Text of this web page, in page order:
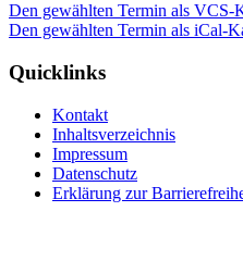
Den gewählten Termin als VCS-
Den gewählten Termin als iCal-
Quicklinks
Kontakt
Inhaltsverzeichnis
Impressum
Datenschutz
Erklärung zur